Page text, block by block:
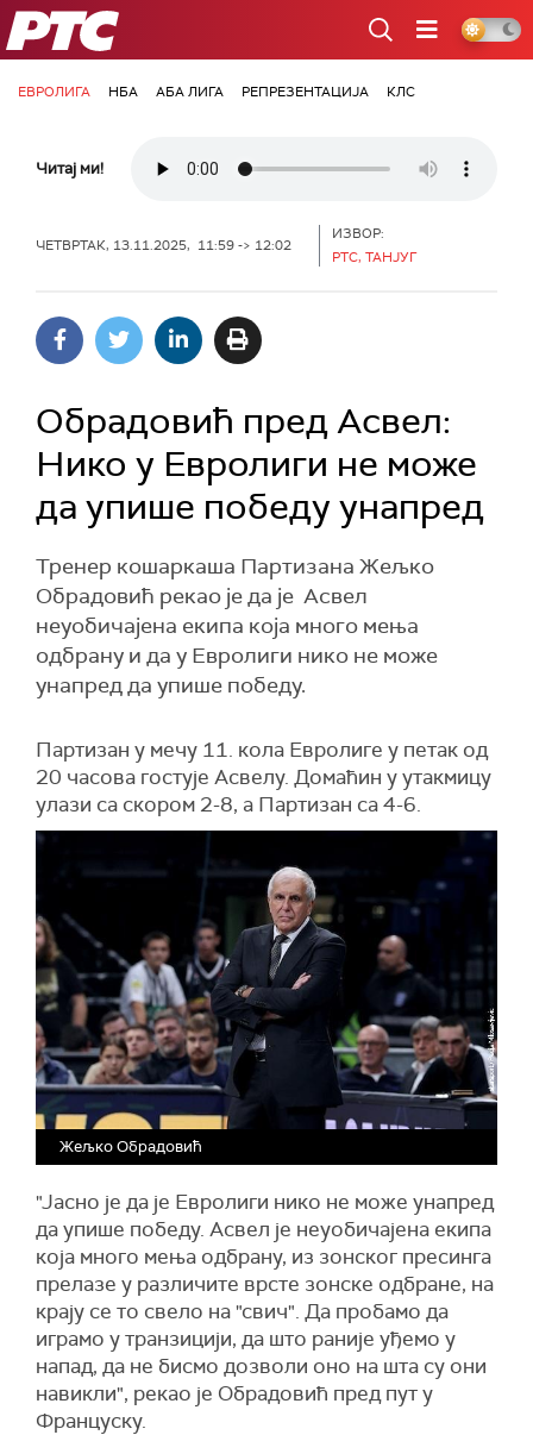
РТС
ЕВРОЛИГА НБА АБА ЛИГА РЕПРЕЗЕНТАЦИЈА КЛС
Читај ми!
ЧЕТВРТАК, 13.11.2025, 11:59 -> 12:02
ИЗВОР:
РТС, ТАНЈУГ
Обрадовић пред Асвел:
Нико у Евролиги не може
да упише победу унапред
Тренер кошаркаша Партизана Жељко
Обрадовић рекао је да је Асвел
неуобичајена екипа која много мења
одбрану и да у Евролиги нико не може
унапред да упише победу.
Партизан у мечу 11. кола Евролиге у петак од
20 часова гостује Асвелу. Домаћин у утакмицу
улази са скором 2-8, а Партизан са 4-6.
Жељко Обрадовић
"Јасно је да је Евролиги нико не може унапред
да упише победу. Асвел је неуобичајена екипа
која много мења одбрану, из зонског пресинга
прелазе у различите врсте зонске одбране, на
крају се то свело на "свич". Да пробамо да
играмо у транзицији, да што раније уђемо у
напад, да не бисмо дозволи оно на шта су они
навикли", рекао је Обрадовић пред пут у
Француску.